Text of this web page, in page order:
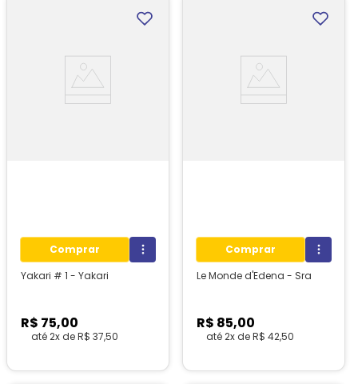
Comprar
Yakari # 1 - Yakari
R$ 75,00
até2x deR$ 37,50
Comprar
Le Monde d'Edena - Sra
R$ 85,00
até2x deR$ 42,50